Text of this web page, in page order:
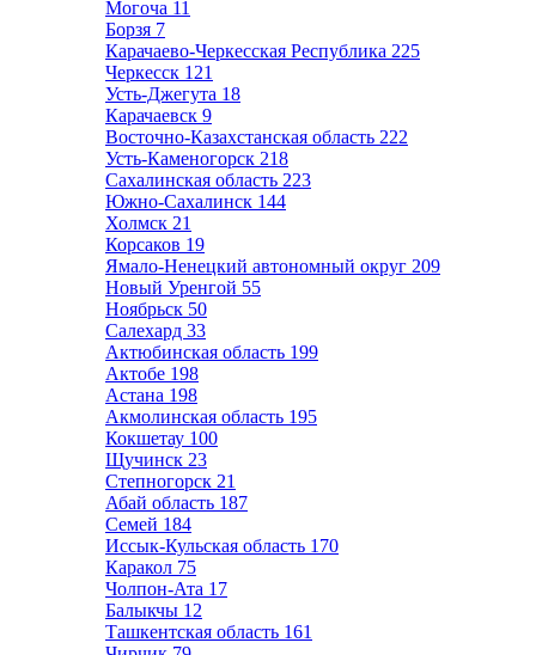
Могоча 11
Борзя 7
Карачаево-Черкесская Республика 225
Черкесск 121
Усть-Джегута 18
Карачаевск 9
Восточно-Казахстанская область 222
Усть-Каменогорск 218
Сахалинская область 223
Южно-Сахалинск 144
Холмск 21
Корсаков 19
Ямало-Ненецкий автономный округ 209
Новый Уренгой 55
Ноябрьск 50
Салехард 33
Актюбинская область 199
Актобе 198
Астана 198
Акмолинская область 195
Кокшетау 100
Щучинск 23
Степногорск 21
Абай область 187
Семей 184
Иссык-Кульская область 170
Каракол 75
Чолпон-Ата 17
Балыкчы 12
Ташкентская область 161